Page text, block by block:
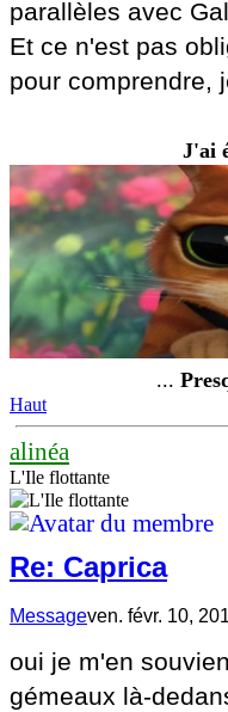
parallèles avec
Et ce n'est pas
pour comprendre,
J'ai
...
Haut
alinéa
L'Ile flottante
Re: Caprica
Messageven. févr. 10,
oui je m'en
gémeaux là-